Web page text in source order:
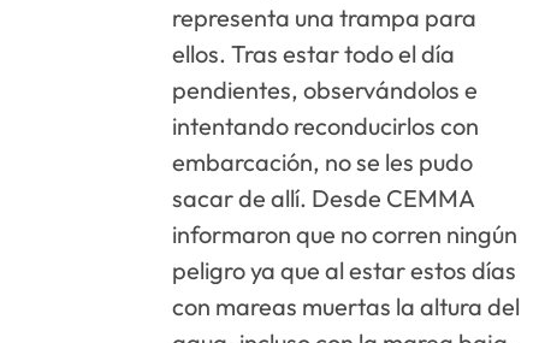
representa una trampa para
ellos. Tras estar todo el día
pendientes, observándolos e
intentando reconducirlos con
embarcación, no se les pudo
sacar de allí. Desde CEMMA
informaron que no corren ningún
peligro ya que al estar estos días
con mareas muertas la altura del